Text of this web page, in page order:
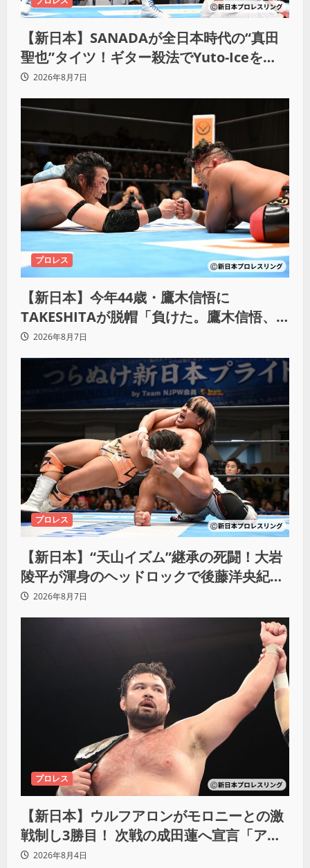
【新日本】SANADAが全日本時代の“真田
聖也”タイツ！ギター殺法でYuto-Iceを
KO「俺と闘う時は考えろ。感じるな」
2026年8月7日
プロレス
【新日本】今年44歳・鷹木信悟に
TAKESHITAが脱帽「負けた。鷹木信悟、
強いわ！」
2026年8月7日
プロレス
【新日本】“天山イズム”継承の死闘！大岩
陵平が渾身のヘッドロックで後藤洋央紀か
らタップ奪取 執念の「リベンジ＆4勝目」
2026年8月7日
プロレス
【新日本】ウルフアロンがモロニーとの激
戦制し3勝目！ 次戦の成田蓮へ宣言「アイ
ツの王道を俺の王道でぶち壊す」
2026年8月4日